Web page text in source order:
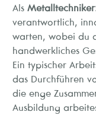
Als
verantwortlich,
warten, wobei du
handwerkliches
Ein typischer
das Durchführen
die enge
Ausbildung